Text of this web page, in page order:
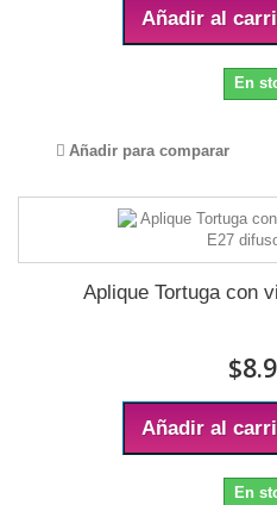
Añadir al
En
Añadir para comparar
Aplique Tortuga con
Añadir al
En